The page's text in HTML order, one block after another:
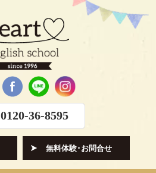
0120-36-8595
無料体験･お問合せ